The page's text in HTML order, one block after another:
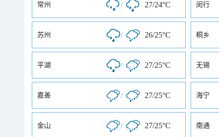
常州 / 27/24°C 闵行
苏州 / 26/25°C 桐乡
平湖 / 27/25°C 无锡
嘉善 / 27/25°C 海宁
金山 / 27/25°C 南通